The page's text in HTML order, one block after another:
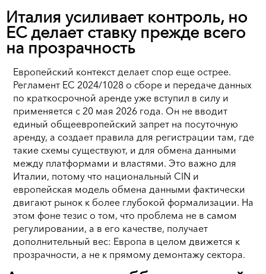
Италия усиливает контроль, но
ЕС делает ставку прежде всего
на прозрачность
Европейский контекст делает спор еще острее.
Регламент ЕС 2024/1028 о сборе и передаче данных
по краткосрочной аренде уже вступил в силу и
применяется с 20 мая 2026 года. Он не вводит
единый общеевропейский запрет на посуточную
аренду, а создает правила для регистрации там, где
такие схемы существуют, и для обмена данными
между платформами и властями. Это важно для
Италии, потому что национальный CIN и
европейская модель обмена данными фактически
двигают рынок к более глубокой формализации. На
этом фоне тезис о том, что проблема не в самом
регулировании, а в его качестве, получает
дополнительный вес: Европа в целом движется к
прозрачности, а не к прямому демонтажу сектора.